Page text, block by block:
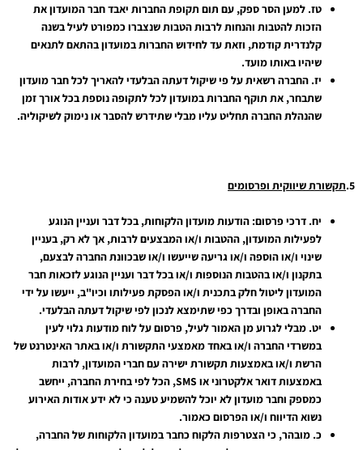
טז.למען הסר ספק, עם תום תקופת החברות יאבד חבר המועדון את
הזכות להטבות והנחות לרבות הטבות שנצברו כמפורט לעיל בשנה
קלנדרית קודמת, וזאת עד לחידוש החברות במועדון בהתאם לתנאים
שיהיו באותו מועד.
יז.החברה רשאית על פי שיקול דעתה הבלעדי להאריך לכל חבר מועדון
שתבחר, את תוקף החברות במועדון לכל לתקופה נוספת בכל אורך זמן
שהנהלת החברה תחליט עליו מבלי שתידרש להסבר או נימוק לשיקוליה.
5. תקשורת שיווקית ופרסומים
יח.דרכי פרסום: הודעות מועדון הלקוחות, בכל דבר ועניין הנוגע
לפעילות המועדון, ההטבות ו/או המבצעים לרבות, אך לא רק, בעניין
שינוי ו/או הוספה ו/או גריעה שייעשו ו/או שבכוונת החברה לבצעם,
בתקנון ו/או בהטבות הנוספות ו/או בכל דבר ועניין הנוגע לזכאות חבר
המועדון ליטול חלק בתכנית ו/או הפסקת פעילותו וכיו"ב, ייעשו על ידי
החברה באופן ובדרך כפי שתימצא לנכון לפי שיקול דעתה הבלעדי.
יט.מבלי לגרוע מן האמור לעיל, פרסום על לוח מודעות גלוי לעין
במשרדי החברה ו/או באחד מאמצעי התקשורת ו/או באתר האינטרנט של
הרשת ו/או באמצעות תקשורת ישירה עם חברי המועדון, לרבות
באמצעות דואר אלקטרוני או SMS, הכל לפי בחירת החברה, ייחשב
כמספק וחבר מועדון לא יוכל להשמיע טענה כי לא ידע אודות האירוע
נשוא הדיווח ו/או הפרסום כאמור.
כ.מובהר, כי הצטרפות הלקוח כחבר במועדון הלקוחות של החברה,